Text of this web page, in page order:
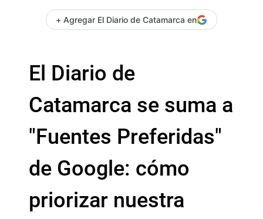
+ Agregar El Diario de Catamarca en
El Diario de
Catamarca se suma a
"Fuentes Preferidas"
de Google: cómo
priorizar nuestra